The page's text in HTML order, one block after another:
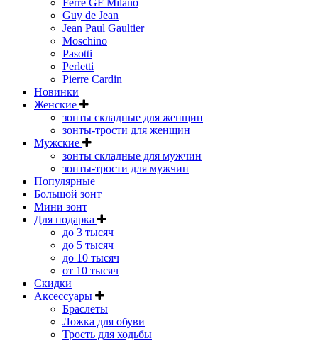
Guy de Jean
Jean Paul Gaultier
Moschino
Pasotti
Perletti
Pierre Cardin
Новинки
Женские
зонты складные для женщин
зонты-трости для женщин
Мужские
зонты складные для мужчин
зонты-трости для мужчин
Популярные
Большой зонт
Мини зонт
Для подарка
до 3 тысяч
до 5 тысяч
до 10 тысяч
от 10 тысяч
Скидки
Аксессуары
Браслеты
Ложка для обуви
Трость для ходьбы